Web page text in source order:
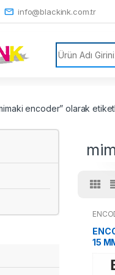
info@blackink.com.tr
Search for:
encoder” olarak
15